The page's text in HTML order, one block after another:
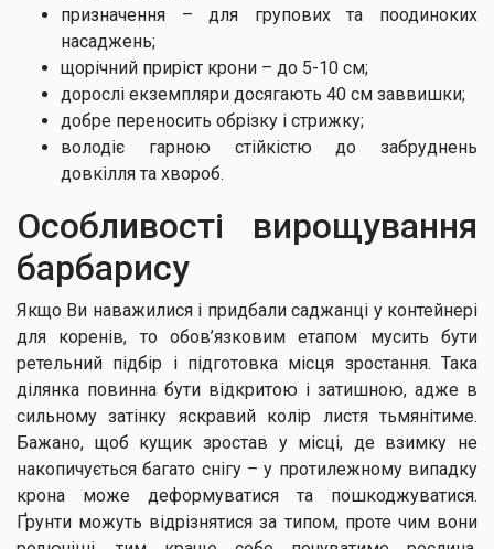
призначення – для групових та поодиноких
насаджень;
щорічний приріст крони – до 5-10 см;
дорослі екземпляри досягають 40 см заввишки;
добре переносить обрізку і стрижку;
володіє гарною стійкістю до забруднень
довкілля та хвороб.
Особливості вирощування
барбарису
Якщо Ви наважилися і придбали саджанці у контейнері
для коренів, то обов’язковим етапом мусить бути
ретельний підбір і підготовка місця зростання. Така
ділянка повинна бути відкритою і затишною, адже в
сильному затінку яскравий колір листя тьмянітиме.
Бажано, щоб кущик зростав у місці, де взимку не
накопичується багато снігу – у протилежному випадку
крона може деформуватися та пошкоджуватися.
Ґрунти можуть відрізнятися за типом, проте чим вони